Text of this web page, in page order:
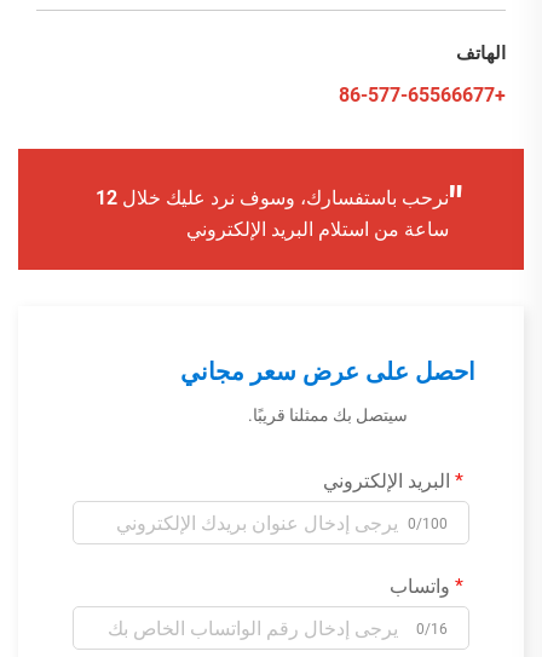
الهاتف
+86-577-65566677
"
نرحب باستفسارك، وسوف نرد عليك خلال 12
ساعة من استلام البريد الإلكتروني
احصل على عرض سعر مجاني
سيتصل بك ممثلنا قريبًا.
البريد الإلكتروني
0/100
واتساب
0/16